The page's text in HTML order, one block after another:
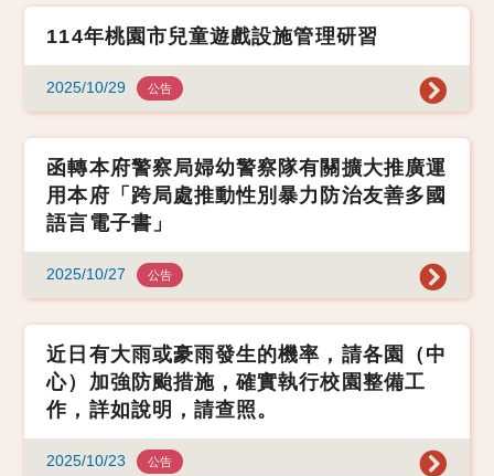
114年桃園市兒童遊戲設施管理研習
2025/10/29 公告
函轉本府警察局婦幼警察隊有關擴大推廣運
用本府「跨局處推動性別暴力防治友善多國
語言電子書」
2025/10/27 公告
近日有大雨或豪雨發生的機率，請各園（中
心）加強防颱措施，確實執行校園整備工
作，詳如說明，請查照。
2025/10/23 公告